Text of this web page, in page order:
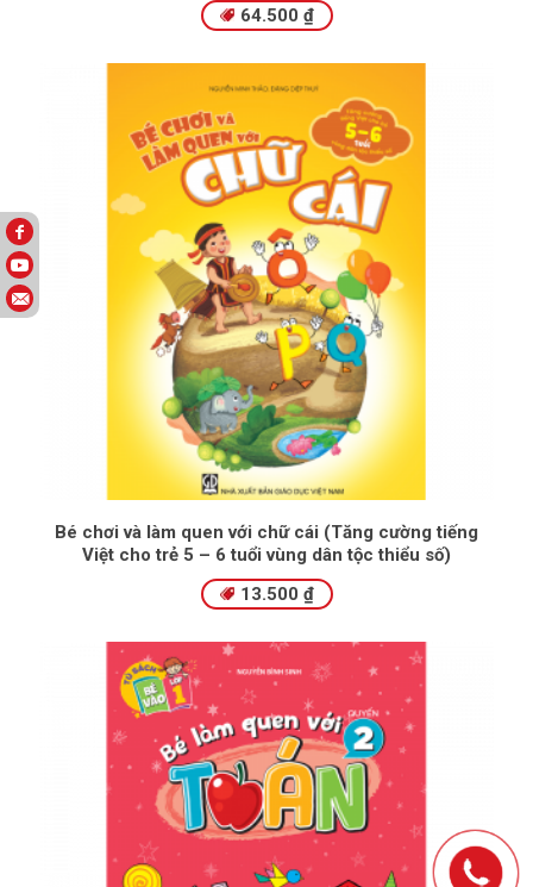
64.500 ₫
Bé chơi và làm quen với chữ cái (Tăng cường tiếng
Việt cho trẻ 5 – 6 tuổi vùng dân tộc thiểu số)
13.500 ₫